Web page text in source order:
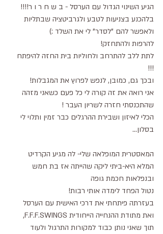
הגיע השינוי הגדול עם הערסל - ב ש ח ר ו ר!!!!
בלהכנע בצניעות לטבע ולגרביטציה שבתליות
ולאפשר להם "לסדר" לי את השלד :)
להרפות ולהתחזק!
לתת ללב להתרחב ולחוליות בית החזה להיפתח
!!!
ובכך גם, כמובן, לנפש לפרוץ את המגבלות!
אני רואה את זה קורה לי כל פעם כשאני מזהה
שהתכנסתי חזרה לשריון העבר !
הכלי לאיזון ושבירת ההרגלים כבר זמין ותלוי לי
בסלון...
המאסטרית המופלאה שלי- לה מגיע הקרדיט
המלא היא-ביתי ליקה שהייתה אז בת חמש
ובנפלאות חכמת גופה
נטול הפחד לימדה אותי רבות!
בעזרתה פיתחתי את דרכי האישית עם הערסל
ואת מתודת ההנחייה הייחודית F.F.F.SWINGS,
תוך שאני נותן כבוד למקורות התרגול ולעוד